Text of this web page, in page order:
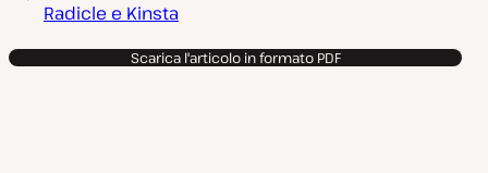
Radicle e Kinsta
Scarica l'articolo in formato PDF